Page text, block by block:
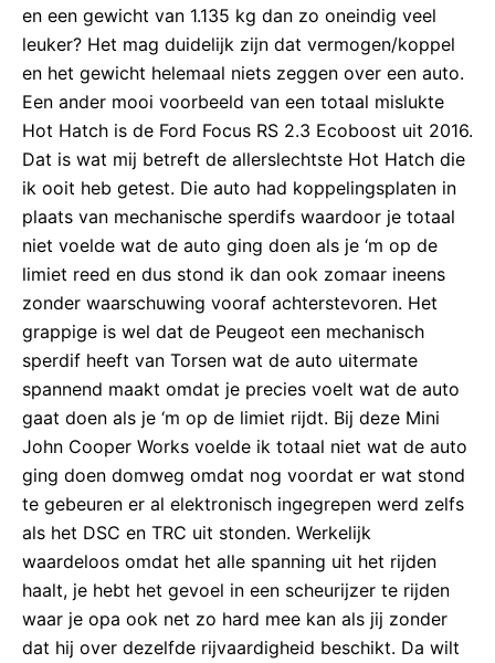
en een gewicht van 1.135 kg dan zo oneindig veel
leuker? Het mag duidelijk zijn dat vermogen/koppel
en het gewicht helemaal niets zeggen over een auto.
Een ander mooi voorbeeld van een totaal mislukte
Hot Hatch is de Ford Focus RS 2.3 Ecoboost uit 2016.
Dat is wat mij betreft de allerslechtste Hot Hatch die
ik ooit heb getest. Die auto had koppelingsplaten in
plaats van mechanische sperdifs waardoor je totaal
niet voelde wat de auto ging doen als je ‘m op de
limiet reed en dus stond ik dan ook zomaar ineens
zonder waarschuwing vooraf achterstevoren. Het
grappige is wel dat de Peugeot een mechanisch
sperdif heeft van Torsen wat de auto uitermate
spannend maakt omdat je precies voelt wat de auto
gaat doen als je ‘m op de limiet rijdt. Bij deze Mini
John Cooper Works voelde ik totaal niet wat de auto
ging doen domweg omdat nog voordat er wat stond
te gebeuren er al elektronisch ingegrepen werd zelfs
als het DSC en TRC uit stonden. Werkelijk
waardeloos omdat het alle spanning uit het rijden
haalt, je hebt het gevoel in een scheurijzer te rijden
waar je opa ook net zo hard mee kan als jij zonder
dat hij over dezelfde rijvaardigheid beschikt. Da wilt